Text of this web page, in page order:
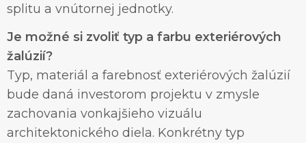
splitu a vnútornej jednotky.
Je možné si zvoliť typ a farbu exteriérových
žalúzií?
Typ, materiál a farebnosť exteriérových žalúzií
bude daná investorom projektu v zmysle
zachovania vonkajšieho vizuálu
architektonického diela. Konkrétny typ